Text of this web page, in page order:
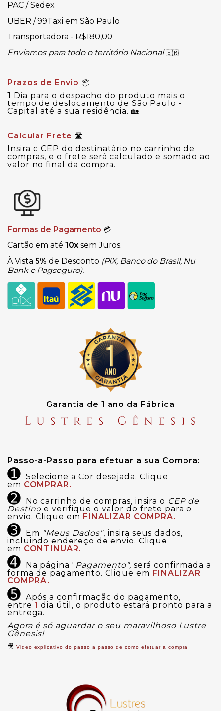
PAC / Sedex
UBER / 99Taxi em São Paulo
Transportadora - R$180,00
Enviamos para todo o território Nacional🇧🇷
Prazos de Envio 📦
1 Dia para o despacho do produto mais o
tempo de deslocamento de São Paulo -
Capital até a sua residência. 🏡
Calcular Frete 🛣
Insira o CEP do destinatário no carrinho de
compras, e o frete será calculado e somado ao
valor no final da compra.
Formas de Pagamento 💳
Cartão em até 10x sem Juros.
À Vista 5% de Desconto (PIX, Banco do Brasil, Nu
Bank e Pagseguro).
Garantia de 1 ano da Fábrica
Passo-a-Passo para efetuar a sua Compra:
➊ Selecione a Cor desejada. Clique
em COMPRAR.
➋ No carrinho de compras, insira o CEP de
Destino e verifique o valor do frete para o
envio. Clique em FINALIZAR COMPRA.
➌ Em "Meus Dados", insira seus dados,
incluindo endereço de envio. Clique
em CONTINUAR.
➍ Na página " Pagamento", será confirmada a
forma de pagamento. Clique em FINALIZAR
COMPRA.
➎ Após a confirmação do pagamento,
entre 1 dia útil, o produto estará pronto para a
entrega.
Agora é só aguardar o seu maravilhoso Lustre
Gênesis!
🎥 Video explicativo do passo a passo de como efetuar a compra